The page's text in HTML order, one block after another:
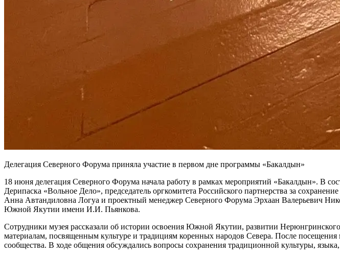
Делегация Северного Форума приняла участие в первом дне программы «Бакалдын»
18 июня делегация Северного Форума начала работу в рамках мероприятий «Бакалдын». В
Дерипаска «Вольное Дело», председатель оргкомитета Российского партнерства за
Анна Автандиловна Логуа и проектный менеджер Северного Форума Эрхаан Валерьевич
Южной Якутии имени И.И. Пьянкова.
Сотрудники музея рассказали об истории освоения Южной Якутии, развитии
материалам, посвященным культуре и традициям коренных народов Севера. После посещения
сообщества. В ходе общения обсуждались вопросы сохранения традиционной культуры,